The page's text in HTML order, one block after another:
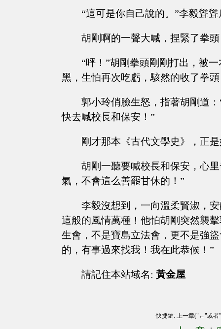
“這可是你自己說的。”李毅聳
胡剛啊的一聲大喊，捏緊了拳
“呯！”胡剛拳頭剛剛打出，被
黑，生怕再次吃虧，駭然的收了拳
郭小玲俏臉生怒，指著胡剛道
快去喊校長和保安！”
剛才那本《古代文學史》，正
胡剛一聽要喊校長和保安，心
氣，不會這么善罷甘休的！”
李毅沒想到，一向溫柔賢淑，
這般的風情萬種！他怕胡剛突然襲
生會，不是寶島立法會，更不是強
的，有事過來找我！我在此恭候！”
請記住本站域名: 黃金屋
快捷鍵: 上一章("←"或